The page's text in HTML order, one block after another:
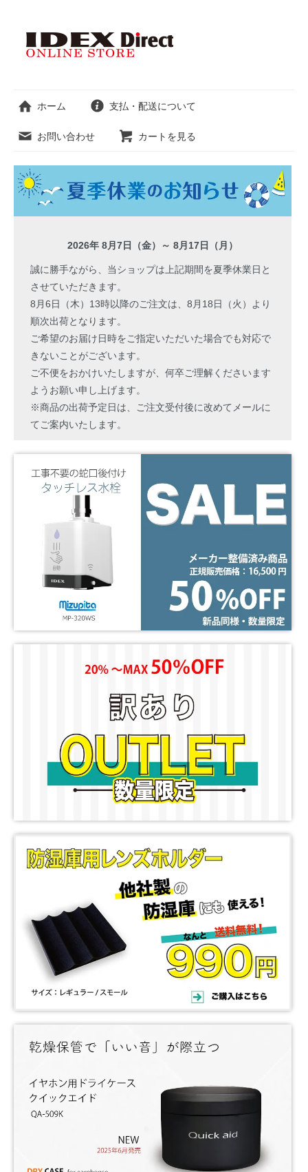
ホーム 支払・配送について
お問い合わせ カートを見る
2026年 8月7日（金）～ 8月17日（月）
誠に勝手ながら、当ショップは上記期間を夏季休業日と
させていただきます。
8月6日（木）13時以降のご注文は、8月18日（火）より
順次出荷となります。
ご希望のお届け日時をご指定いただいた場合でも対応で
きないことがございます。
ご不便をおかけいたしますが、何卒ご理解くださいます
ようお願い申し上げます。
※商品の出荷予定日は、ご注文受付後に改めてメールに
てご案内いたします。